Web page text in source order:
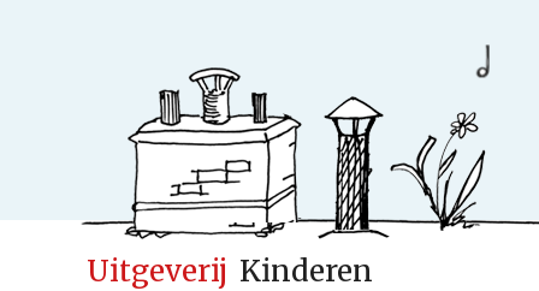
Uitgeverij Kinderen